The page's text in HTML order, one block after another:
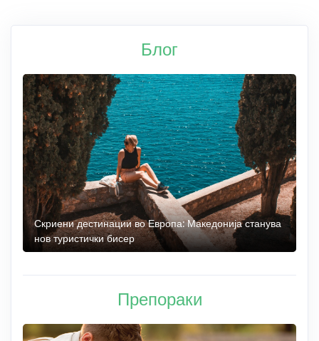
Блог
Скриени дестинации во Европа: Македонија станува
нов туристички бисер
Препораки